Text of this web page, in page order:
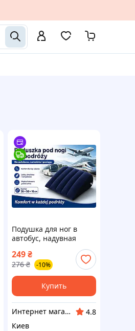
Подушка для ног в
автобус, надувная
путешествий,
дорожная подставка
для ног
249₴
276 ₴ -10%
Купить
Интернет магазин ФЕЕРИЯ
4.8
Киев